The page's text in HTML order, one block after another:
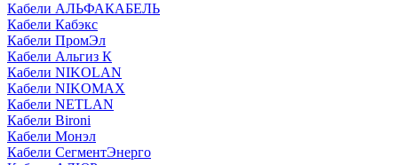
Кабели АЛЬФАКАБЕЛЬ
Кабели Кабэкс
Кабели ПромЭл
Кабели Альгиз К
Кабели NIKOLAN
Кабели NIKOMAX
Кабели NETLAN
Кабели Bironi
Кабели Монэл
Кабели СегментЭнерго